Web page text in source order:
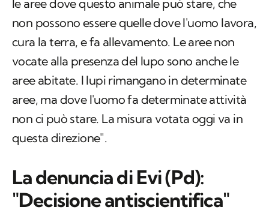
le aree dove questo animale può stare, che
non possono essere quelle dove l'uomo lavora,
cura la terra, e fa allevamento. Le aree non
vocate alla presenza del lupo sono anche le
aree abitate. I lupi rimangano in determinate
aree, ma dove l'uomo fa determinate attività
non ci può stare. La misura votata oggi va in
questa direzione".
La denuncia di Evi (Pd):
"Decisione antiscientifica"